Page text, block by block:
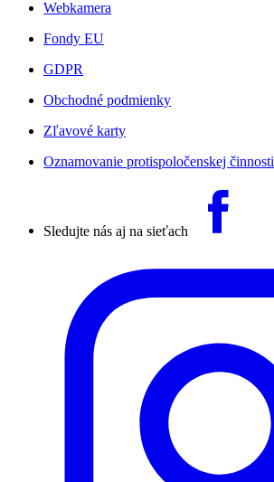
Webkamera
Fondy EU
GDPR
Obchodné podmienky
Zľavové karty
Oznamovanie protispoločenskej činnosti
Sledujte nás aj na sieťach